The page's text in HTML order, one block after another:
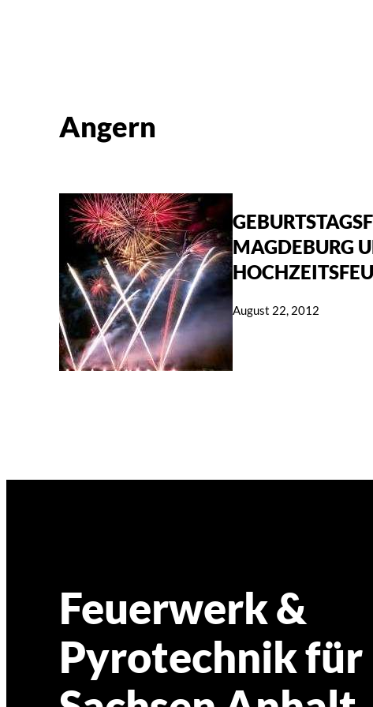
Angern
MAGDEBURG
August 22, 2012
Feuerwerk &
Pyrotechnik für